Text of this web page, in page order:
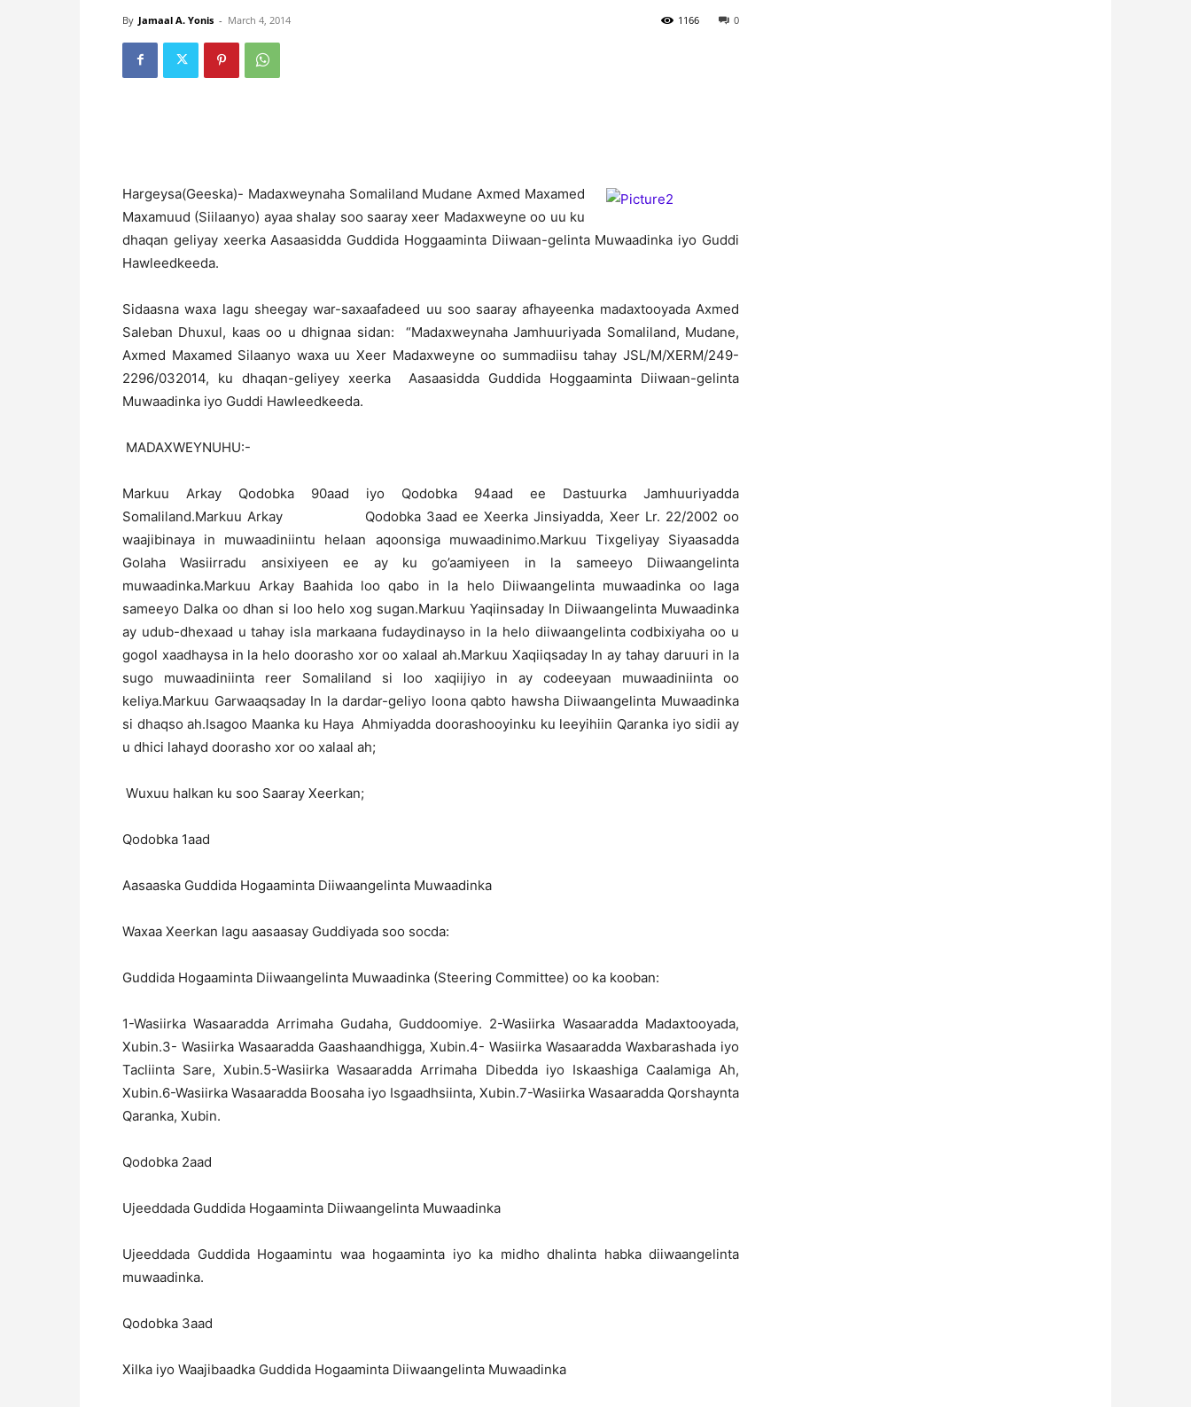
By Jamaal A. Yonis - March 4, 2014 0
1166
Hargeysa(Geeska)- Madaxweynaha Somaliland Mudane Axmed Maxamed
Maxamuud (Siilaanyo) ayaa shalay soo saaray xeer Madaxweyne oo uu ku
dhaqan geliyay xeerka Aasaasidda Guddida Hoggaaminta Diiwaan-gelinta Muwaadinka iyo Guddi
Hawleedkeeda.
Sidaasna waxa lagu sheegay war-saxaafadeed uu soo saaray afhayeenka madaxtooyada Axmed
Saleban Dhuxul, kaas oo u dhignaa sidan: “Madaxweynaha Jamhuuriyada Somaliland, Mudane,
Axmed Maxamed Silaanyo waxa uu Xeer Madaxweyne oo summadiisu tahay JSL/M/XERM/249-
2296/032014, ku dhaqan-geliyey xeerka Aasaasidda Guddida Hoggaaminta Diiwaan-gelinta
Muwaadinka iyo Guddi Hawleedkeeda.
MADAXWEYNUHU:-
Markuu Arkay Qodobka 90aad iyo Qodobka 94aad ee Dastuurka Jamhuuriyadda
Somaliland.Markuu Arkay Qodobka 3aad ee Xeerka Jinsiyadda, Xeer Lr. 22/2002 oo
waajibinaya in muwaadiniintu helaan aqoonsiga muwaadinimo.Markuu Tixgeliyay Siyaasadda
Golaha Wasiirradu ansixiyeen ee ay ku go’aamiyeen in la sameeyo Diiwaangelinta
muwaadinka.Markuu Arkay Baahida loo qabo in la helo Diiwaangelinta muwaadinka oo laga
sameeyo Dalka oo dhan si loo helo xog sugan.Markuu Yaqiinsaday In Diiwaangelinta Muwaadinka
ay udub-dhexaad u tahay isla markaana fudaydinayso in la helo diiwaangelinta codbixiyaha oo u
gogol xaadhaysa in la helo doorasho xor oo xalaal ah.Markuu Xaqiiqsaday In ay tahay daruuri in la
sugo muwaadiniinta reer Somaliland si loo xaqiijiyo in ay codeeyaan muwaadiniinta oo
keliya.Markuu Garwaaqsaday In la dardar-geliyo loona qabto hawsha Diiwaangelinta Muwaadinka
si dhaqso ah.Isagoo Maanka ku Haya Ahmiyadda doorashooyinku ku leeyihiin Qaranka iyo sidii ay
u dhici lahayd doorasho xor oo xalaal ah;
Wuxuu halkan ku soo Saaray Xeerkan;
Qodobka 1aad
Aasaaska Guddida Hogaaminta Diiwaangelinta Muwaadinka
Waxaa Xeerkan lagu aasaasay Guddiyada soo socda:
Guddida Hogaaminta Diiwaangelinta Muwaadinka (Steering Committee) oo ka kooban:
1-Wasiirka Wasaaradda Arrimaha Gudaha, Guddoomiye. 2-Wasiirka Wasaaradda Madaxtooyada,
Xubin.3- Wasiirka Wasaaradda Gaashaandhigga, Xubin.4- Wasiirka Wasaaradda Waxbarashada iyo
Tacliinta Sare, Xubin.5-Wasiirka Wasaaradda Arrimaha Dibedda iyo Iskaashiga Caalamiga Ah,
Xubin.6-Wasiirka Wasaaradda Boosaha iyo Isgaadhsiinta, Xubin.7-Wasiirka Wasaaradda Qorshaynta
Qaranka, Xubin.
Qodobka 2aad
Ujeeddada Guddida Hogaaminta Diiwaangelinta Muwaadinka
Ujeeddada Guddida Hogaamintu waa hogaaminta iyo ka midho dhalinta habka diiwaangelinta
muwaadinka.
Qodobka 3aad
Xilka iyo Waajibaadka Guddida Hogaaminta Diiwaangelinta Muwaadinka